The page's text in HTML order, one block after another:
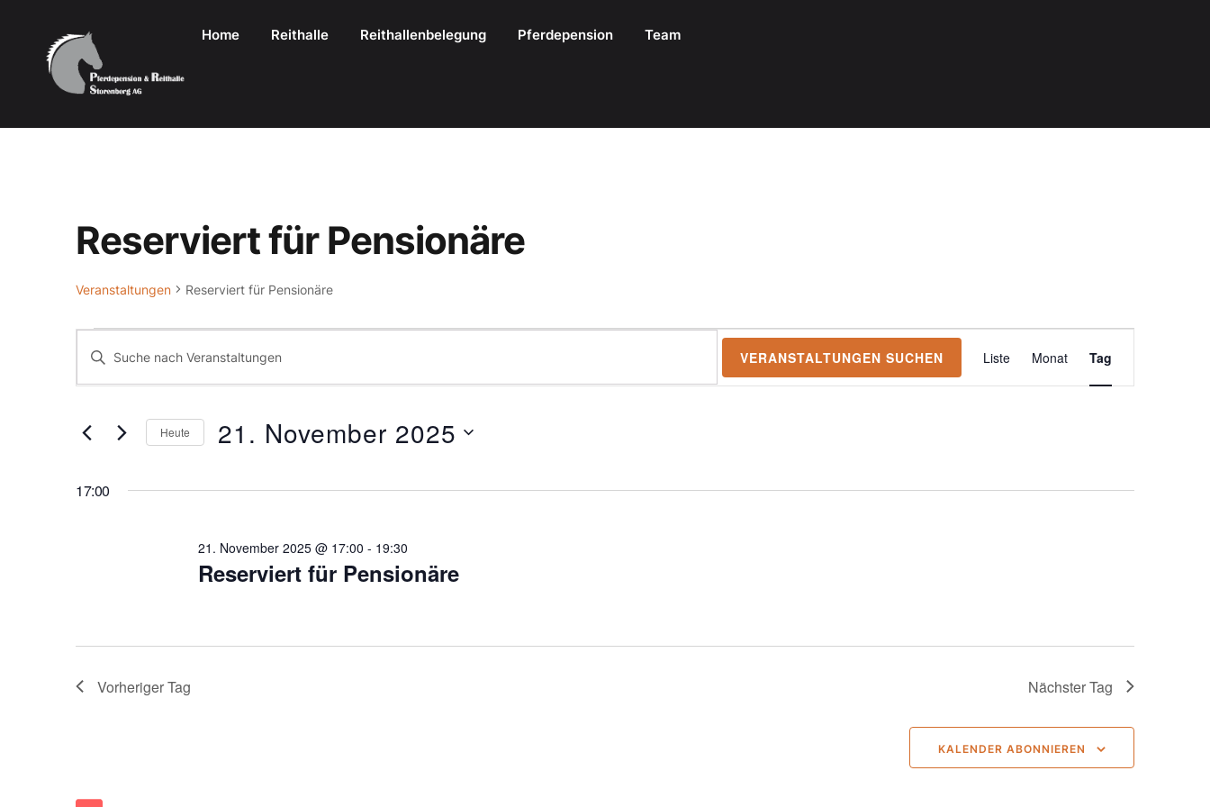
Home Reithalle Reithallenbelegung Pferdepension Team
Reserviert für Pensionäre
Veranstaltungen Reserviert für Pensionäre
Veranstaltungen
Suche
und
Bitte
Schlüsselwort
Eingeben.
Nach
Veranstaltungen
VERANSTALTUNGEN SUCHEN
Ansichten-
Liste Monat Tag
Heute 21. November 2025
17:00
Reserviert für Pensionäre
21. November 2025 @ 17:00 - 19:30
Vorheriger Tag Nächster Tag
KALENDER ABONNIEREN